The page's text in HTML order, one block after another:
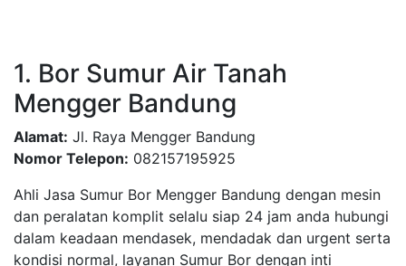
1. Bor Sumur Air Tanah
Mengger Bandung
Alamat: Jl. Raya Mengger Bandung
Nomor Telepon: 082157195925
Ahli Jasa Sumur Bor Mengger Bandung dengan mesin
dan peralatan komplit selalu siap 24 jam anda hubungi
dalam keadaan mendasek, mendadak dan urgent serta
kondisi normal, layanan Sumur Bor dengan inti